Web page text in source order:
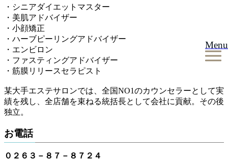
Menu
・シニアダイエットマスター
・美肌アドバイザー
・小顔矯正
・ハーブピーリングアドバイザー
・エンビロン
・ファスティングアドバイザー
・筋膜リリースセラピスト
某大手エステサロンでは、全国NO1のカウンセラーとして実
績を残し、全店舗を束ねる統括長として会社に貢献。その後
独立。
お電話
０２６３－８７－８７２４